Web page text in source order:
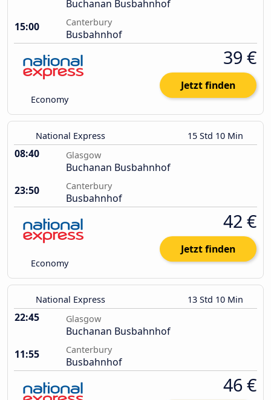
Buchanan Busbahnhof
15:00
Canterbury
Busbahnhof
Economy
39 €
Jetzt finden
National Express 15 Std 10 Min
08:40 Glasgow
Buchanan Busbahnhof
23:50
Canterbury
Busbahnhof
Economy
42 €
Jetzt finden
National Express 13 Std 10 Min
22:45 Glasgow
Buchanan Busbahnhof
11:55
Canterbury
Busbahnhof
46 €